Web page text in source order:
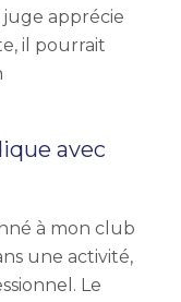
juge apprécie
il pourrait
avec
à mon club
une activité,
Le